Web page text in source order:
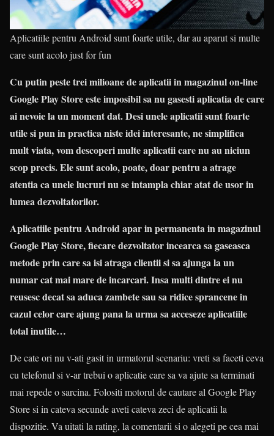
Aplicatiile pentru Android sunt foarte utile, dar au aparut si multe
care sunt acolo just for fun
Cu putin peste trei milioane de aplicatii in magazinul on-line
Google Play Store este imposibil sa nu gasesti aplicatia de care
ai nevoie la un moment dat. Desi unele aplicatii sunt foarte
utile si pun in practica niste idei interesante, ne simplifica
mult viata, vom descoperi multe aplicatii care nu au niciun
scop precis. Ele sunt acolo, poate, doar pentru a atrage
atentia ca unele lucruri nu se intampla chiar atat de usor in
lumea dezvoltatorilor.
Aplicatiile pentru Android apar in permanenta in magazinul
Google Play Store, fiecare dezvoltator incearca sa gaseasca
metode prin care sa isi atraga clientii si sa ajunga la un
numar cat mai mare de incarcari. Insa multi dintre ei nu
reusesc decat sa aduca zambete sau sa ridice sprancene in
cazul celor care ajung pana la urma sa acceseze aplicatiile
total inutile…
De cate ori nu v-ati gasit in urmatorul scenariu: vreti sa faceti ceva
cu telefonul si v-ar trebui o aplicatie care sa va ajute sa terminati
mai repede o sarcina. Folositi motorul de cautare al Google Play
Store si in cateva secunde aveti cateva zeci de aplicatii la
dispozitie. Va uitati la rating, la comentarii si o alegeti pe cea mai